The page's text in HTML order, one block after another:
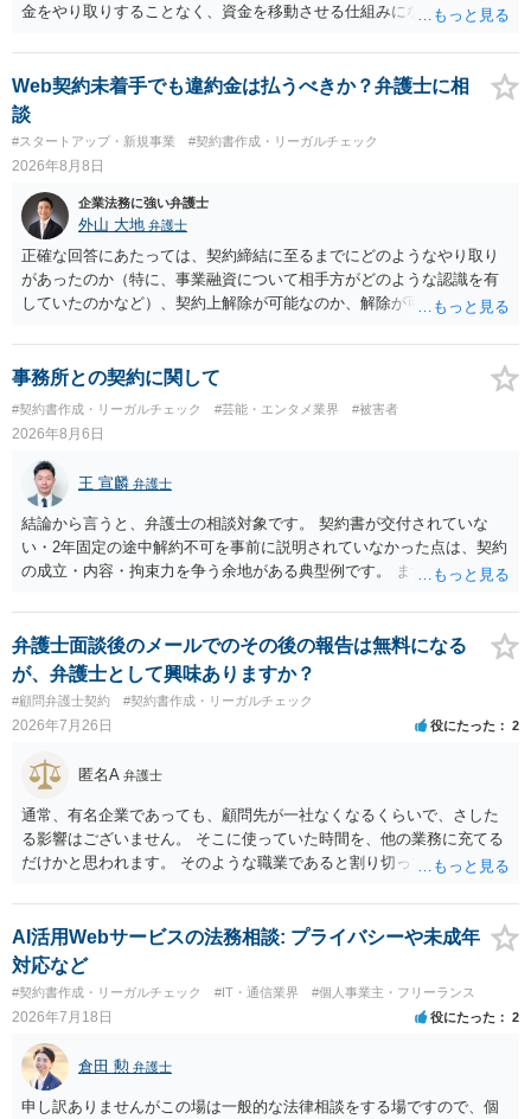
金をやり取りすることなく、資金を移動させる仕組みになりますの
も、為替取引に該当し得る場合であっても、いわゆる収納代行とし
て、資金移動業の規制の対象外となる余地があります。 この点につい
ては、単に「利用者から資金を受け取り、寄付団体に送金する」とい
う資金の流れだけで判断することはできず、アプリの仕組みが利用者
と寄付団体をつなぐプラットフォームとしてどのように位置付けられ
るのか、利用者からの支払がどのような性質のものなのか、寄付の意
思決定や寄付のタイミングがどのように設定されているのかなど、具
体的なサービスの座組を踏まえて検討する必要があります。 そのた
め、現在検討されているアプリについて、資金移動業に該当する可能
性があるか、また、該当する場合にどのようなサービス設計にすれば
資金移動業に該当しない形（収納代行など）で運用できるかについて
は、具体的なサービスの仕組みを確認した上で、個別に弁護士へご相
談いただくことをお勧めいたします。
Web契約未着手でも違約金は払うべきか？弁護士に相
談
#スタートアップ・新規事業 #契約書作成・リーガルチェック
2026年8月8日
企業法務に強い弁護士
外山 大地 弁護士
正確な回答にあたっては、契約締結に至るまでにどのようなやり取り
があったのか（特に、事業融資について相手方がどのような認識を有
していたのかなど）、契約上解除が可能なのか、解除が可能であると
的な経緯を踏まえて精査する必要がございます。 そのため、事情をお
伺いした上での検討が必要となりますので、個別に弁護士へのご相談
事務所との契約に関して
#契約書作成・リーガルチェック #芸能・エンタメ業界 #被害者
2026年8月6日
王 宣麟 弁護士
結論から言うと、弁護士の相談対象です。 契約書が交付されていな
い・2年固定の途中解約不可を事前に説明されていなかった点は、契約
の成立・内容・拘束力を争う余地がある典型例です。 まずは、運営と
みてはいかがでしょうか。 また同時並行で（もしまだされていないの
であれば）書面で退所意思の明確化はしておくべきだと考えます。
弁護士面談後のメールでのその後の報告は無料になる
が、弁護士として興味ありますか？
#顧問弁護士契約 #契約書作成・リーガルチェック
2026年7月26日 役にたった 2
匿名A 弁護士
通常、有名企業であっても、顧問先が一社なくなるくらいで、さした
る影響はございません。 そこに使っていた時間を、他の業務に充てる
だけかと思われます。 そのような職業であると割り切ってご相談され
相談者様のご意見が反映されることを、お祈りしております。
AI活用Webサービスの法務相談: プライバシーや未成年
対応など
#契約書作成・リーガルチェック #IT・通信業界 #個人事業主・フリーランス
2026年7月18日 役にたった 2
倉田 勲 弁護士
申し訳ありませんがこの場は一般的な法律相談をする場ですので、個